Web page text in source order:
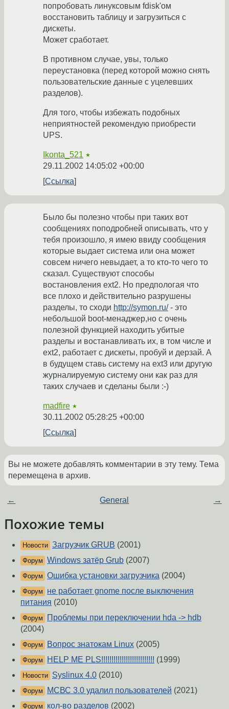
попробовать линуксовым fdisk'ом
восстановить таблицу и загрузиться с
дискеты.
Может сработает.
В противном случае, увы, только
переустановка (перед которой можно снять
пользовательские данные с уцелевших
разделов).
Для того, чтобы избежать подобных
неприятностей рекомендую приобрести
UPS.
Ikonta_521 ★
29.11.2002 14:05:02 +00:00
Ссылка
Было бы полезно чтобы при таких вот
сообщениях поподробней описывать, что у
тебя произошло, я имею ввиду сообщения
которые выдает система или она может
совсем ничего невыдает, а то кто-то чего то
сказал. Существуют способы
востановления ext2. Но предпологая что
все плохо и действительно разрушены
разделы, то сходи http://symon.ru/- это
небольшой boot-менаджер,но с очень
полезной функцией находить убитые
разделы и востанавливать их, в том числе и
ext2, работает с дискеты, пробуй и дерзай. А
в будущем ставь систему на ext3 или другую
журналируемую систему они как раз для
таких случаев и сделаны были :-)
madfire ★
30.11.2002 05:28:25 +00:00
Ссылка
Вы не можете добавлять комментарии в эту тему. Тема
перемещена в архив.
← General →
Похожие темы
Новости Загрузчик GRUB (2001)
Форум Windows затёр Grub (2007)
Форум Ошибка установки загрузчика (2004)
Форум
не работает gnome после выключения
питания (2010)
Форум
Проблемы при переключении hda -> hdb
(2004)
Форум Вопрос знатокам Linux (2005)
Форум HELP ME PLS!!!!!!!!!!!!!!!!!!!!!!!!!! (1999)
Новости Syslinux 4.0 (2010)
Форум МСВС 3.0 удалил пользователей (2021)
Форум кол-во разделов (2002)